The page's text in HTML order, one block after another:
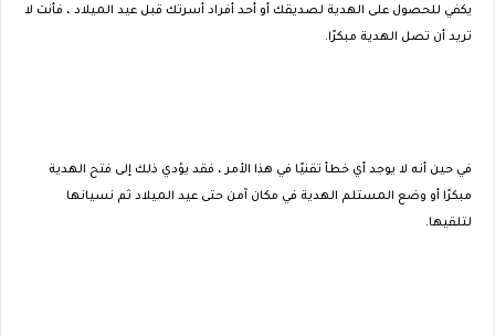
يكفي للحصول على الهدية لصديقك أو أحد أفراد أسرتك قبل عيد الميلاد ، فأنت لا
تريد أن تصل الهدية مبكرًا.
في حين أنه لا يوجد أي خطأ تقنيًا في هذا الأمر ، فقد يؤدي ذلك إلى فتح الهدية
مبكرًا أو وضع المستلم الهدية في مكان آمن حتى عيد الميلاد ثم نسيانها
لتلقيها.